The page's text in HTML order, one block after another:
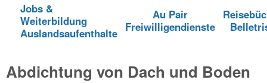
Jobs &
Weiterbildung
Auslandsaufenthalte
Au Pair
Freiwilligendienste
Abdichtung von Dach und Boden